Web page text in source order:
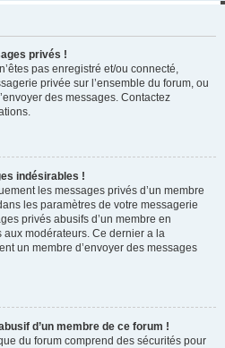
privés !
pas enregistré et/ou connecté,
privée sur l’ensemble du forum, ou
des messages. Contactez
indésirables !
les messages privés d’un membre
les paramètres de votre messagerie
privés abusifs d’un membre en
modérateurs. Ce dernier a la
un membre d’envoyer des messages
d’un membre de ce forum !
du forum comprend des sécurités pour